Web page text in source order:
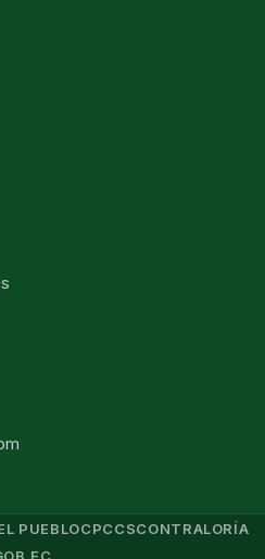
PUEBLOCPCCSCONTRALORÍA